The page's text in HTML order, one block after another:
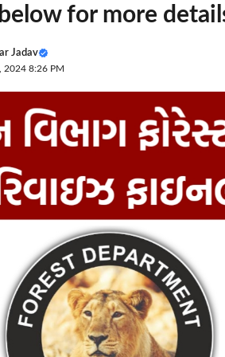
for more
Jadav
2024 8:26 PM